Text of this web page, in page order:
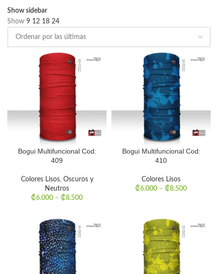
Show sidebar
Show 9 12 18 24
Bogui Multifuncional Cod:
409
Colores Lisos, Oscuros y
Neutros
₡6.000 – ₡8.500
Bogui Multifuncional Cod:
410
Colores Lisos
₡6.000 – ₡8.500